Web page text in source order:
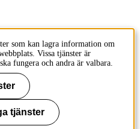
som kan lagra information om
Vissa tjänster är
fungera och andra är valbara.
tjänster